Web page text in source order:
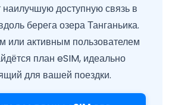
наилучшую доступную связь в
берега озера Танганьика.
или активным пользователем
план eSIM, идеально
для вашей поездки.